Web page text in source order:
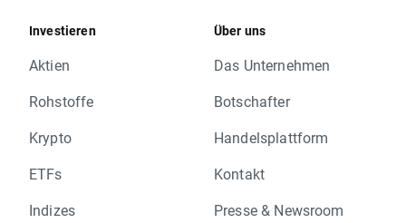
Investieren
Aktien
Rohstoffe
Krypto
ETFs
Indizes
Über uns
Das Unternehmen
Botschafter
Handelsplattform
Kontakt
Presse & Newsroom